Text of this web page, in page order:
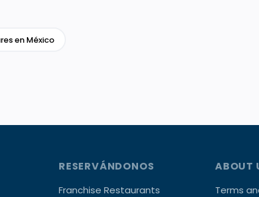
en México
RESERVÁNDONOS
Franchise Restaurants
ABOUT
Terms